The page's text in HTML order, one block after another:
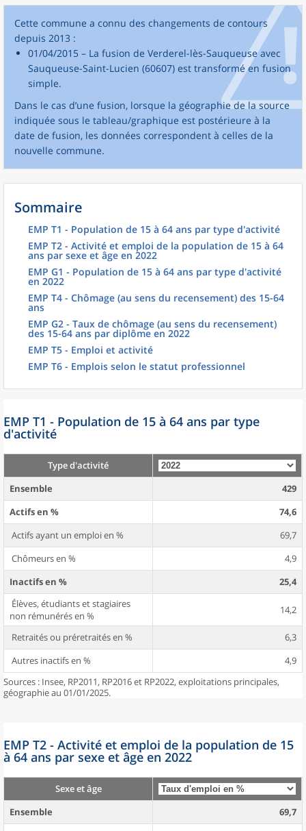
Cette commune a connu des changements de contours
depuis 2013 :
01/04/2015 – La fusion de Verderel-lès-Sauqueuse avec
Sauqueuse-Saint-Lucien (60607) est transformé en fusion
simple.
Dans le cas d’une fusion, lorsque la géographie de la source
indiquée sous le tableau/graphique est postérieure à la
date de fusion, les données correspondent à celles de la
nouvelle commune.
Sommaire
EMP T1 - Population de 15 à 64 ans par type d'activité
EMP T2 - Activité et emploi de la population de 15 à 64
ans par sexe et âge en 2022
EMP G1 - Population de 15 à 64 ans par type d'activité
en 2022
EMP T4 - Chômage (au sens du recensement) des 15-64
ans
EMP G2 - Taux de chômage (au sens du recensement)
des 15-64 ans par diplôme en 2022
EMP T5 - Emploi et activité
EMP T6 - Emplois selon le statut professionnel
EMP T1 - Population de 15 à 64 ans par type
d'activité
Type d'activité
Ensemble
429
Actifs en %
74,6
Actifs ayant un emploi en %
69,7
Chômeurs en %
4,9
Inactifs en %
25,4
Élèves, étudiants et stagiaires
non rémunérés en %
14,2
Retraités ou préretraités en %
6,3
Autres inactifs en %
4,9
Sources : Insee, RP2011, RP2016 et RP2022, exploitations principales,
géographie au 01/01/2025.
EMP T2 - Activité et emploi de la population de 15
à 64 ans par sexe et âge en 2022
Sexe et âge
Ensemble
69,7